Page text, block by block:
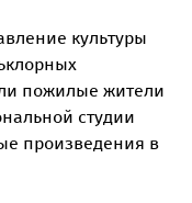
культуры
пожилые жители
студии
произведения в